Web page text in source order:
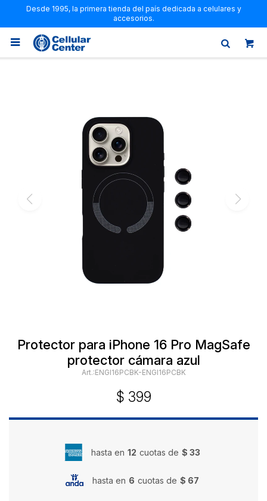
Desde 1995, la primera tienda del país dedicada a celulares y
accesorios.

Protector para iPhone 16 Pro MagSafe
protector cámara azul
ENGI16PCBK-ENGI16PCBK
$ 399
hasta en 12 cuotas de $ 33
hasta en 6 cuotas de $ 67